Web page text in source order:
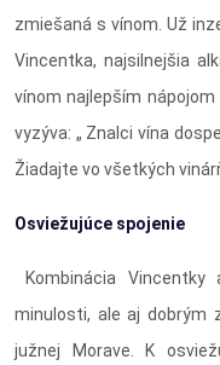
zmiešaná s vínom. Už
Vincentka, najsilnejšia
vínom najlepším
vyzýva: „ Znalci vína
Žiadajte vo všetkých
Osviežujúce spojenie
Kombinácia
minulosti, ale aj dobrým
južnej Morave. K